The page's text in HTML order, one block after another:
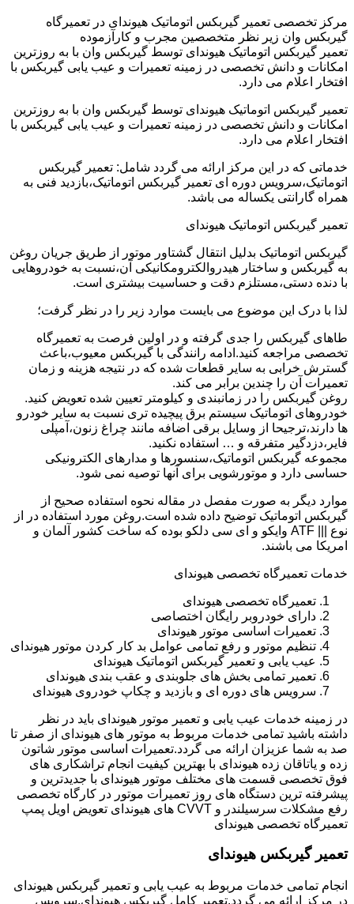
مرکز تخصصی تعمیر گیربکس اتوماتیک هیوندای در تعمیرگاه
گیربکس وان زیر نظر متخصصین مجرب و کارآزموده
تعمیر گیربکس اتوماتیک هیوندای توسط گیربکس وان با به روزترین
امکانات و دانش تخصصی در زمینه تعمیرات و عیب یابی گیربکس با
افتخار اعلام می دارد.
تعمیر گیربکس اتوماتیک هیوندای توسط گیربکس وان با به روزترین
امکانات و دانش تخصصی در زمینه تعمیرات و عیب یابی گیربکس با
افتخار اعلام می دارد.
خدماتی که در این مرکز ارائه می گردد شامل: تعمیر گیربکس
اتوماتیک،سرویس دوره ای تعمیر گیربکس اتوماتیک،بازدید فنی به
همراه گارانتی یکساله می باشد.
تعمیر گیربکس اتوماتیک هیوندای
گیربکس اتوماتیک بدلیل انتقال گشتاور موتور از طریق جریان روغن
به گیربکس و ساختار هیدروالکترومکانیکی آن،نسبت به خودروهایی
با دنده دستی،مستلزم دقت و حساسیت بیشتری است.
لذا با درک این موضوع می بایست موارد زیر را در نظر گرفت؛
طاهای گیربکس را جدی گرفته و در اولین فرصت به تعمیرگاه
تخصصی مراجعه کنید.ادامه رانندگی با گیربکس معیوب،باعث
گسترش خرابی به سایر قطعات شده که در نتیجه هزینه و زمان
تعمیرات آن را چندین برابر می کند.
روغن گیربکس را در زمانبندی و کیلومتر تعیین شده تعویض کنید.
خودروهای اتوماتیک سیستم برق پیچیده تری نسبت به سایر خودرو
ها دارند،ترجیحا از وسایل برقی اضافه مانند چراغ زنون،آمپلی
فایر،دزدگیر متفرقه و … استفاده نکنید.
مجموعه گیربکس اتوماتیک،سنسورها و مدارهای الکترونیکی
حساسی دارد و موتورشویی برای آنها توصیه نمی شود.
موارد دیگر به صورت مفصل در مقاله نحوه استفاده صحیح از
گیربکس اتوماتیک توضیح داده شده است.روغن مورد استفاده در از
نوع ||| ATF وایکو و ای سی دلکو بوده که ساخت کشور آلمان و
امریکا می باشند.
خدمات تعمیرگاه تخصصی هیوندای
تعمیرگاه تخصصی هیوندای
دارای خودروبر رایگان اختصاصی
تعمیرات اساسی موتور هیوندای
تنظیم موتور و رفع تمامی عوامل بد کار کردن موتور هیوندای
عیب یابی و تعمیر گیربکس اتوماتیک هیوندای
تعمیر تمامی بخش های جلوبندی و عقب بندی هیوندای
سرویس های دوره ای و بازدید و چکاپ خودروی هیوندای
در زمینه خدمات عیب یابی و تعمیر موتور هیوندای باید در نظر
داشته باشید تمامی خدمات مربوط به موتور های هیوندای از صفر تا
صد به شما عزیزان ارائه می گردد.تعمیرات اساسی موتور شاتون
زده و یاتاقان زده هیوندای با بهترین کیفیت انجام تراشکاری های
فوق تخصصی قسمت های مختلف موتور هیوندای با جدیدترین و
پیشرفته ترین دستگاه های روز تعمیرات موتور در کارگاه تخصصی
رفع مشکلات سرسیلندر و CVVT های هیوندای تعویض اویل پمپ
تعمیرگاه تخصصی هیوندای
تعمیر گیربکس هیوندای
انجام تمامی خدمات مربوط به عیب یابی و تعمیر گیربکس هیوندای
در مرکز ارائه می گردد.تعمیر کامل گیربکس هیوندای,سرویس